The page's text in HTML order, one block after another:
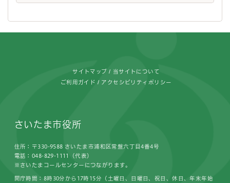
サイトマップ 当サイトについて
ご利用ガイド アクセシビリティポリシー
さいたま市役所
住所：〒330-9588 さいたま市浦和区常盤六丁目4番4号
電話：048-829-1111（代表）
※さいたまコールセンターにつながります。
開庁時間：8時30分から17時15分（土曜日、日曜日、祝日、休日、年末年始